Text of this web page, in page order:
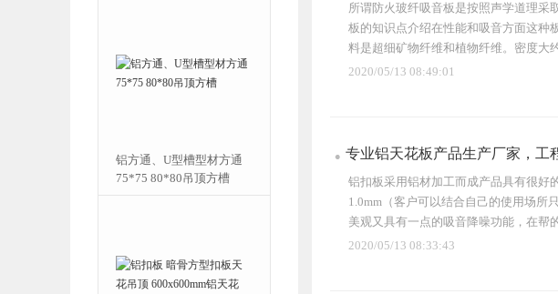
所谓防火玻纤吸音板是按照声学道理
板的知识点介绍在性能和吸音方面这种
料是超细矿物纤维和植物纤维。密度大
2020/05/13 08:49:01
专业铝天花板产品生产厂家，工
铝扣板采用铝材加工而成产品具有很好
1.0mm（客户可以结合自己的使用场所
美观又具有一点的吸音降噪功能，在帮
2020/05/13 08:33:43
铝方通、U型槽型材方通
75*75 80*80吊顶方槽